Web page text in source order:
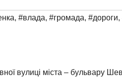
, #влада, #громада, #дороги,
вулиці міста – бульвару